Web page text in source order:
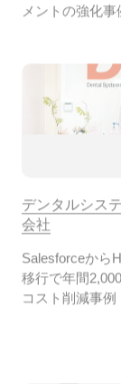
Salesforceから
移行で年間
コスト削減事例